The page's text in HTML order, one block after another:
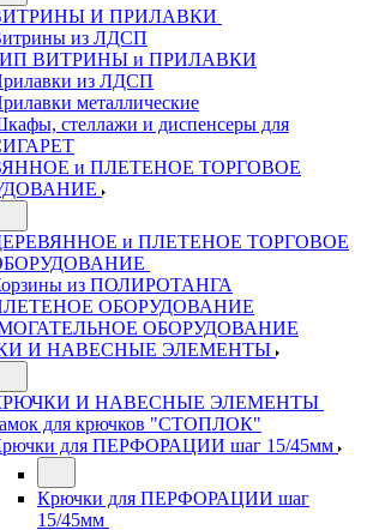
И ПРИЛАВКИ
из ЛДСП
ВИТРИНЫ и ПРИЛАВКИ
из ЛДСП
металлические
стеллажи и диспенсеры для
и ПЛЕТЕНОЕ ТОРГОВОЕ
и ПЛЕТЕНОЕ ТОРГОВОЕ
из ПОЛИРОТАНГА
ОБОРУДОВАНИЕ
ОБОРУДОВАНИЕ
И НАВЕСНЫЕ ЭЛЕМЕНТЫ
И НАВЕСНЫЕ ЭЛЕМЕНТЫ
для крючков "СТОПЛОК"
для ПЕРФОРАЦИИ шаг 15/45мм
Крючки для ПЕРФОРАЦИИ шаг
15/45мм